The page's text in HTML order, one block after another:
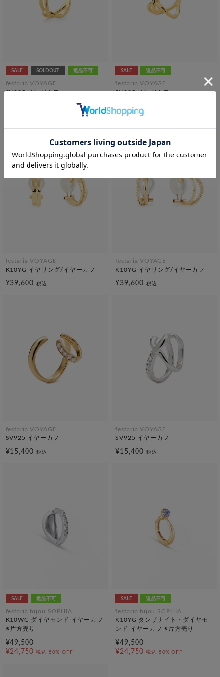
SALE SOLDOUT 返品不可
festaria VOYAGE
SV925 リングカフ
SALE 返品不可
festaria VOYAGE
SV925 リングカフ
¥13,200
¥6,600 税込
festaria VOYAGE
K10YG イヤリング/イヤーカフ
¥39,600税込
festaria VOYAGE
K10YG イヤリング/イヤーカフ
¥39,600 税込
festaria VOYAGE
SV925 イヤーカフ
¥15,400税込
festaria VOYAGE
SV925 イヤーカフ
¥15,400 税込
SALE 返品不可
festaria bijou SOPHIA
K10WG ダイヤモンド イヤーカフ
※片方売り
¥49,500
¥24,750 税込 50% OFF
SALE 返品不可
festaria bijou SOPHIA
K10YG タンザナイト・ダイヤモ
ンド イヤーカフ ※片方売り
¥49,500
¥24,750 税込 50% OFF